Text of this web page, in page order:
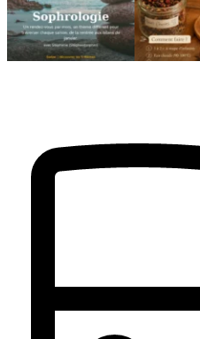
8 1
11